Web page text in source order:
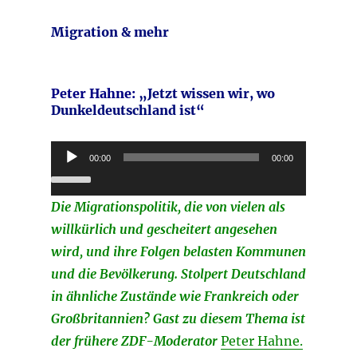
Migration & mehr
Peter Hahne:„Jetzt wissen wir, wo
Dunkeldeutschland ist“
Audio-
Player
00:00 00:00
Die Migrationspolitik, die von vielen als
willkürlich und gescheitert angesehen
wird, und ihre Folgen belasten Kommunen
und die Bevölkerung. Stolpert Deutschland
in ähnliche Zustände wie Frankreich oder
Großbritannien? Gast zu diesem Thema ist
der frühere ZDF-Moderator Peter Hahne.